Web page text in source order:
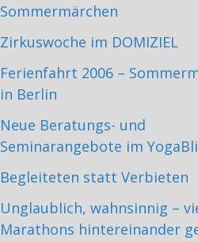
Sommermärchen
Zirkuswoche im DOMIZIEL
Ferienfahrt 2006 –
in Berlin
Neue Beratungs- und
Seminarangebote im
Begleiteten statt Verbieten
Unglaublich, wahnsinnig –
Marathons hintereinander